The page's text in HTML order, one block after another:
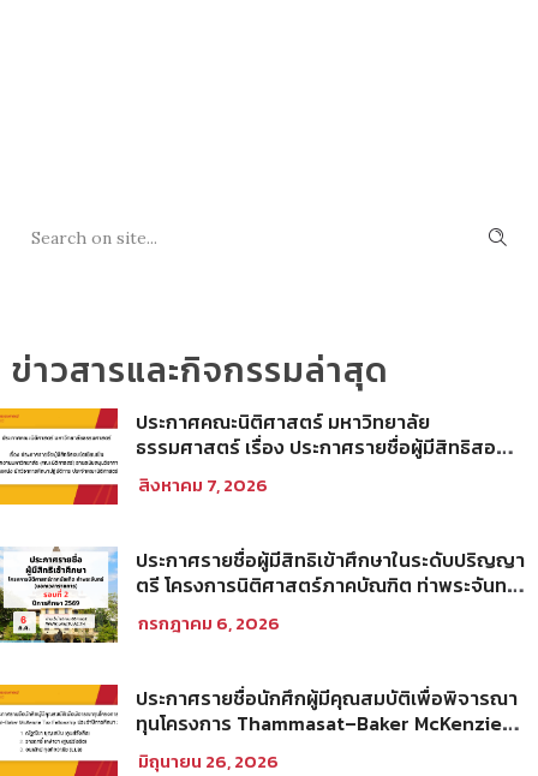
ข่าวสารและกิจกรรมล่าสุด
ประกาศคณะนิติศาสตร์ มหาวิทยาลัย
ธรรมศาสตร์ เรื่อง ประกาศรายชื่อผู้มีสิทธิสอบ
ข้อเขียนเป็น พนักงานมหาวิทยาลัย (คณะ
นิติศาสตร์) สายสนับสนุนวิชาการ ตำแหน่ง นัก
สิงหาคม 7, 2026
ประกาศรายชื่อผู้มีสิทธิเข้าศึกษาในระดับปริญญา
ตรี โครงการนิติศาสตร์ภาคบัณฑิต ท่าพระจันทร์
ศึกษา 2569 รอบที่ 2
กรกฎาคม 6, 2026
ประกาศรายชื่อนักศึกผู้มีคุณสมบัติเพื่อพิจารณา
ทุนโครงการ Thammasat–Baker McKenzie
Tax Fellowship ประจำปีการศึกษา 2569
มิถุนายน 26, 2026